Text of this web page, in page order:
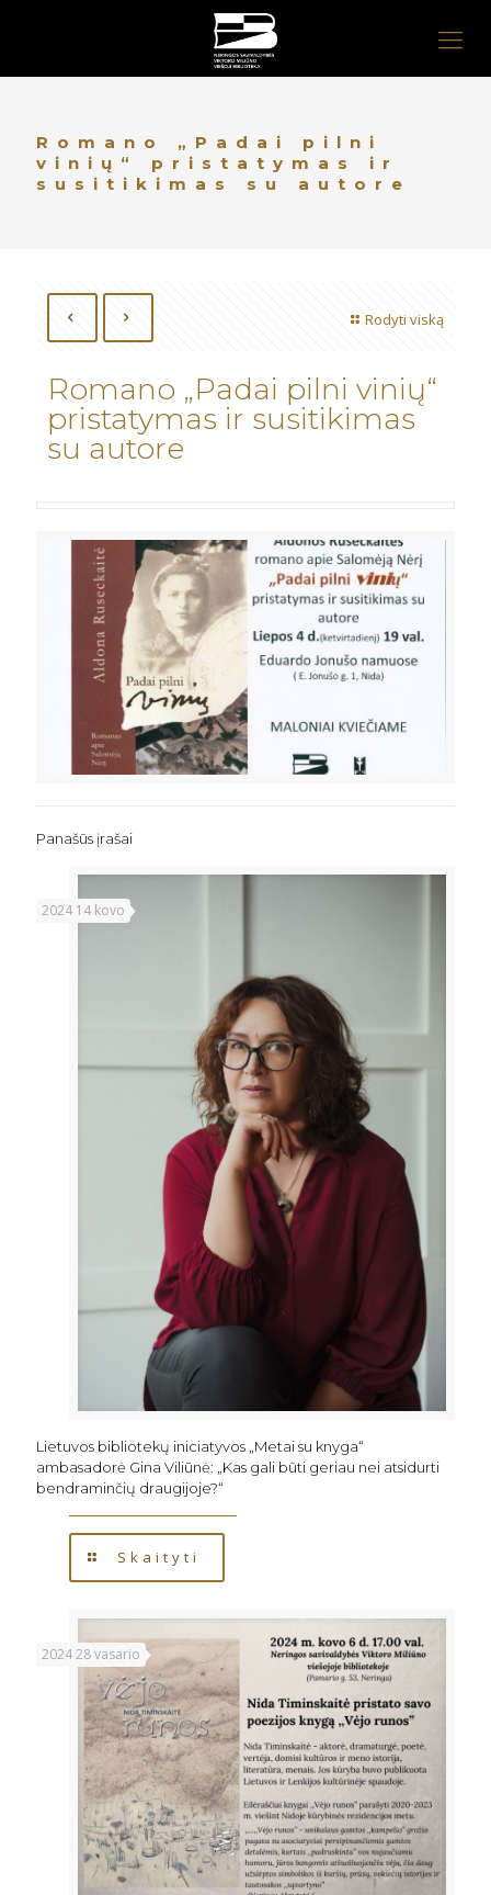
Romano „Padai pilni
vinių“ pristatymas ir
susitikimas su autore
Rodyti viską
Romano „Padai pilni vinių“
pristatymas ir susitikimas
su autore
Panašūs įrašai
2024 14 kovo
Lietuvos bibliotekų iniciatyvos „Metai su knyga“
ambasadorė Gina Viliūnė: „Kas gali būti geriau nei atsidurti
bendraminčių draugijoje?“
Skaityti
2024 28 vasario